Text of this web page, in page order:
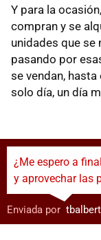
Y para la
compran y se
unidades que se
pasando por
se vendan,
solo día, un día
¿Me espero a
y aprovechar las
Enviada por: